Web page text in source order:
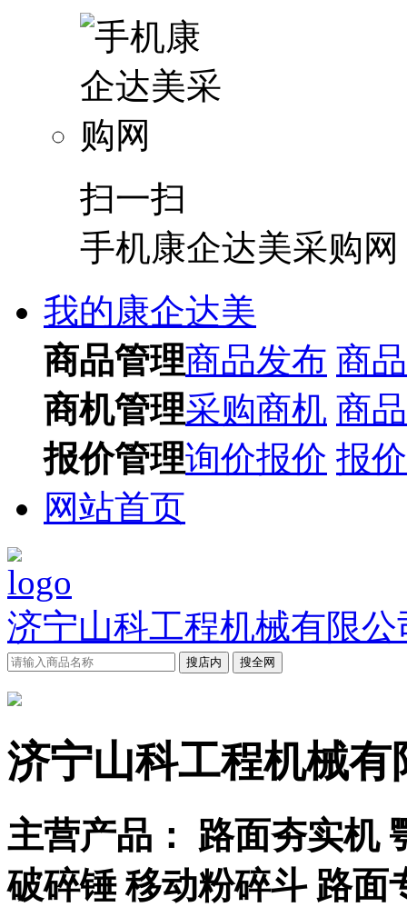
扫一扫
手机康企达美采购网
我的康企达美
商品管理商品发布 商
商机管理采购商机 商
报价管理询价报价 报
网站首页
济宁山科工程机械有限公
搜店内 搜全网
济宁山科工程机械有
主营产品： 路面夯实机
破碎锤 移动粉碎斗 路面